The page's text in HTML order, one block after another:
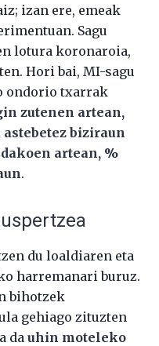
izan ere, emeak
Sagu
lotura koronaroia,
Hori bai, MI-sagu
ondorio txarrak
zutenen artean,
biziraun
artean, %
.
du loaldiaren eta
harremanari buruz.
bihotzek
gehiago zituzten
da uhin moteleko